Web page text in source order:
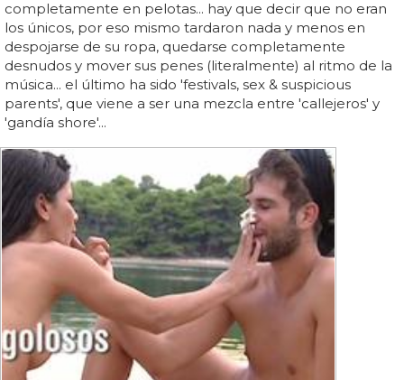
completamente en pelotas... hay que decir que no eran
los únicos, por eso mismo tardaron nada y menos en
despojarse de su ropa, quedarse completamente
desnudos y mover sus penes (literalmente) al ritmo de la
música... el último ha sido 'festivals, sex & suspicious
parents', que viene a ser una mezcla entre 'callejeros' y
'gandía shore'...